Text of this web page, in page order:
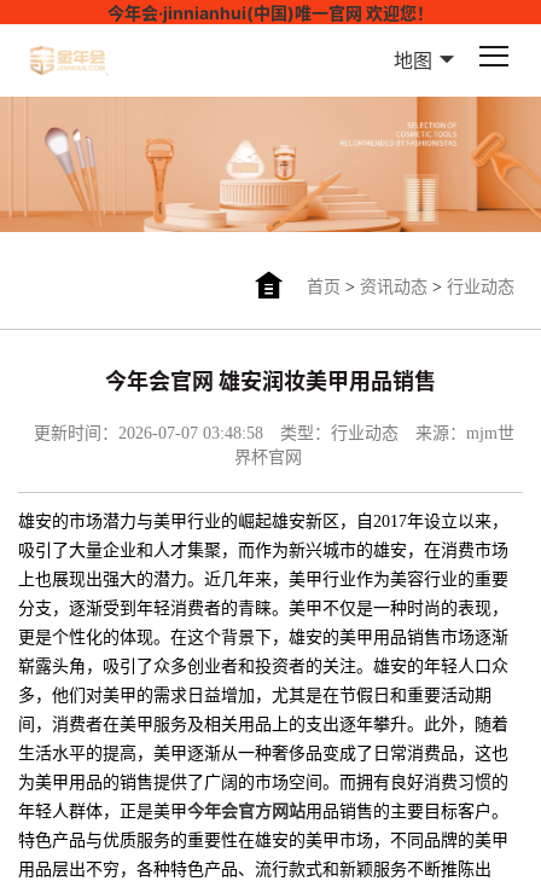
今年会·jinnianhui(中国)唯一官网 欢迎您！
地图
首页 > 资讯动态> 行业动态
今年会官网 雄安润妆美甲用品销售
更新时间：2026-07-07 03:48:58 类型：行业动态
来源：mjm世
界杯官网
雄安的市场潜力与美甲行业的崛起雄安新区，自2017年设立以来，
吸引了大量企业和人才集聚，而作为新兴城市的雄安，在消费市场
上也展现出强大的潜力。近几年来，美甲行业作为美容行业的重要
分支，逐渐受到年轻消费者的青睐。美甲不仅是一种时尚的表现，
更是个性化的体现。在这个背景下，雄安的美甲用品销售市场逐渐
崭露头角，吸引了众多创业者和投资者的关注。雄安的年轻人口众
多，他们对美甲的需求日益增加，尤其是在节假日和重要活动期
间，消费者在美甲服务及相关用品上的支出逐年攀升。此外，随着
生活水平的提高，美甲逐渐从一种奢侈品变成了日常消费品，这也
为美甲用品的销售提供了广阔的市场空间。而拥有良好消费习惯的
年轻人群体，正是美甲今年会官方网站用品销售的主要目标客户。
特色产品与优质服务的重要性在雄安的美甲市场，不同品牌的美甲
用品层出不穷，各种特色产品、流行款式和新颖服务不断推陈出